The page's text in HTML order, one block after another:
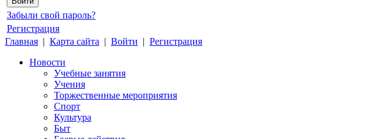
Забыли свой пароль?
Регистрация
Главная | Карта сайта | Войти | Регистрация
Новости
Учебные занятия
Учения
Торжественные мероприятия
Спорт
Культура
Быт